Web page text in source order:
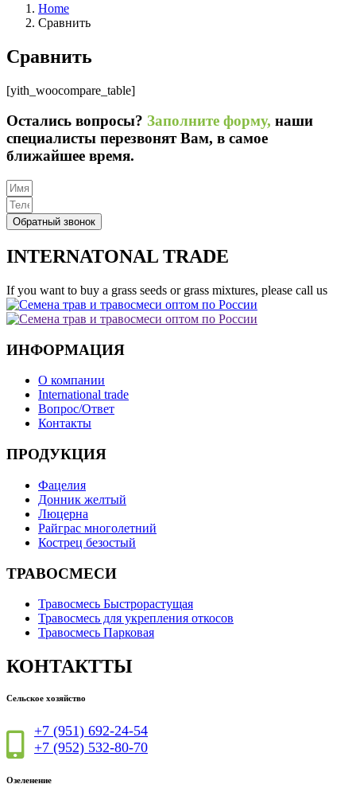
Home
Сравнить
Сравнить
[yith_woocompare_table]
Остались вопросы? Заполните форму, наши
специалисты перезвонят Вам, в самое
ближайшее время.
Обратный звонок
INTERNATONAL TRADE
If you want to buy a grass seeds or grass mixtures, please call us
ИНФОРМАЦИЯ
О компании
International trade
Вопрос/Ответ
Контакты
ПРОДУКЦИЯ
Фацелия
Донник желтый
Люцерна
Райграс многолетний
Кострец безостый
ТРАВОСМЕСИ
Травосмесь Быстрорастущая
Травосмесь для укрепления откосов
Травосмесь Парковая
КОНТАКТТЫ
Сельское хозяйство
+7 (951) 692-24-54
+7 (952) 532-80-70
Озеленение